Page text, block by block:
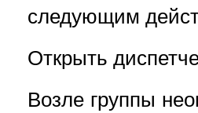
следующим
Открыть
Возле группы